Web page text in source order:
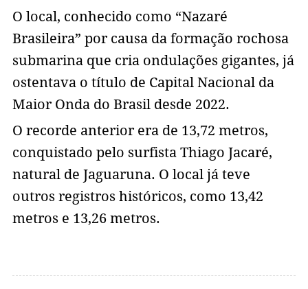
O local, conhecido como “Nazaré
Brasileira” por causa da formação rochosa
submarina que cria ondulações gigantes, já
ostentava o título de Capital Nacional da
Maior Onda do Brasil desde 2022.
O recorde anterior era de 13,72 metros,
conquistado pelo surfista Thiago Jacaré,
natural de Jaguaruna. O local já teve
outros registros históricos, como 13,42
metros e 13,26 metros.